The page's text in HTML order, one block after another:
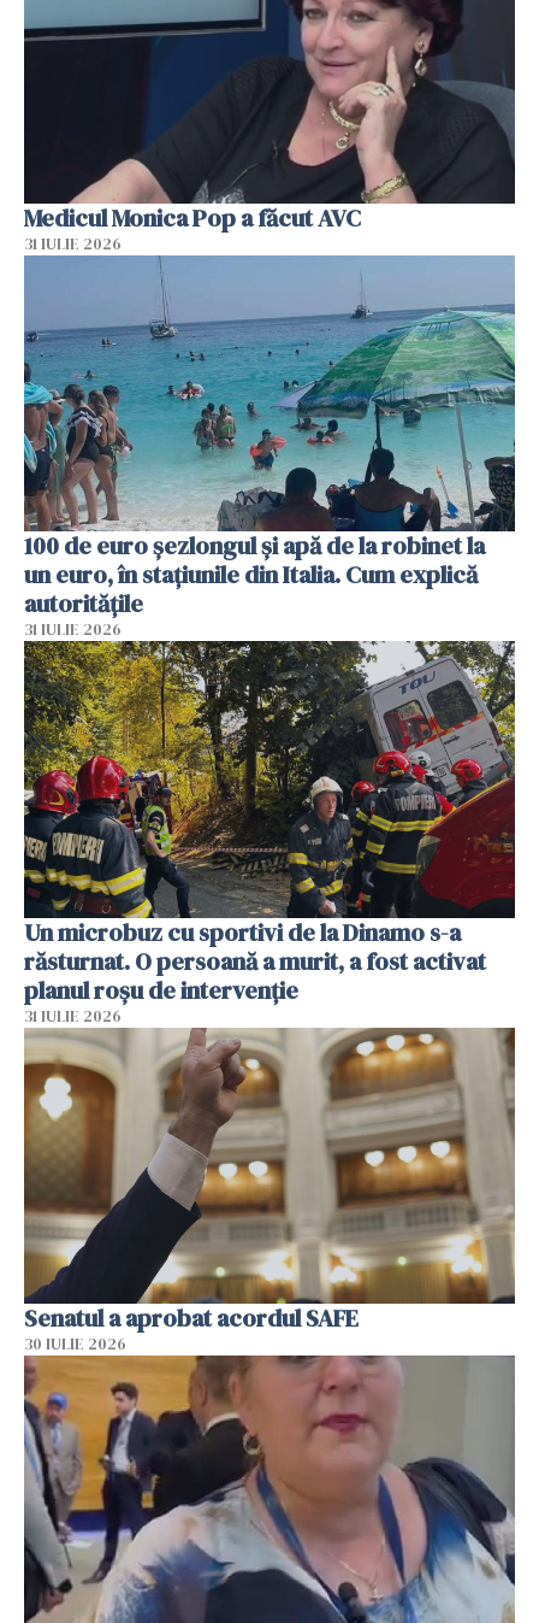
Medicul Monica Pop a făcut AVC
31 IULIE 2026
100 de euro șezlongul și apă de la robinet la
un euro, în stațiunile din Italia. Cum explică
autoritățile
31 IULIE 2026
Un microbuz cu sportivi de la Dinamo s-a
răsturnat. O persoană a murit, a fost activat
planul roșu de intervenție
31 IULIE 2026
Senatul a aprobat acordul SAFE
30 IULIE 2026